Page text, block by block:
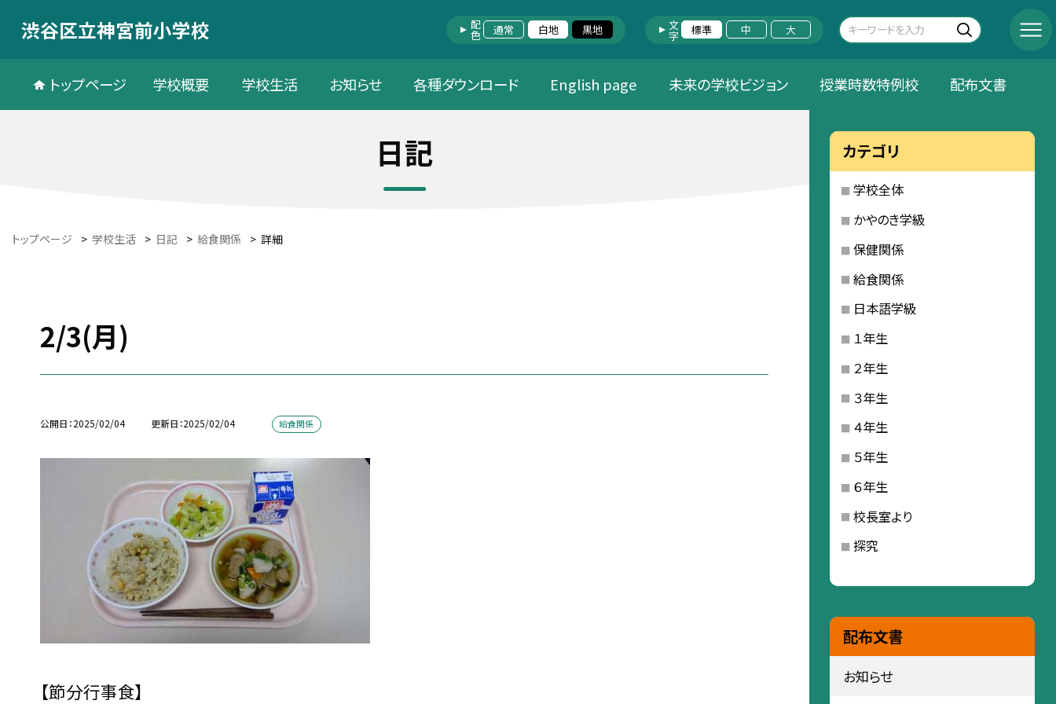
渋谷区立神宮前小学校 配色 通常 白地 黒地 文字 標準 中 大
トップページ 学校概要 学校生活 お知らせ 各種ダウンロード English page 未来の学校ビジョン 授業時数特例校 配布文書
日記
トップページ > 学校生活 > 日記 > 給食関係 > 詳細
2/3(月)
公開日 2025/02/04 更新日 2025/02/04 給食関係
【節分行事食】
カテゴリ
学校全体
かやのき学級
保健関係
給食関係
日本語学級
１年生
２年生
３年生
４年生
５年生
６年生
校長室より
探究
配布文書
お知らせ